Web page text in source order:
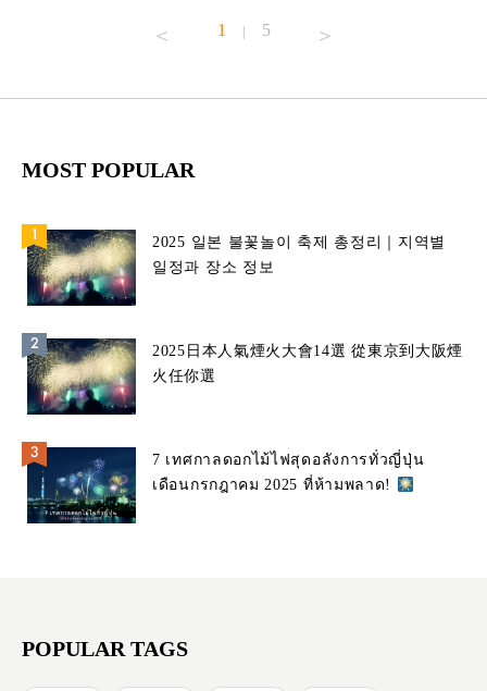
1 | 5
MOST POPULAR
2025 일본 불꽃놀이 축제 총정리｜지역별
일정과 장소 정보
2025日本人氣煙火大會14選 從東京到大阪煙
火任你選
7 เทศกาลดอกไม้ไฟสุดอลังการทั่วญี่ปุ่น
เดือนกรกฎาคม 2025 ที่ห้ามพลาด!
POPULAR TAGS